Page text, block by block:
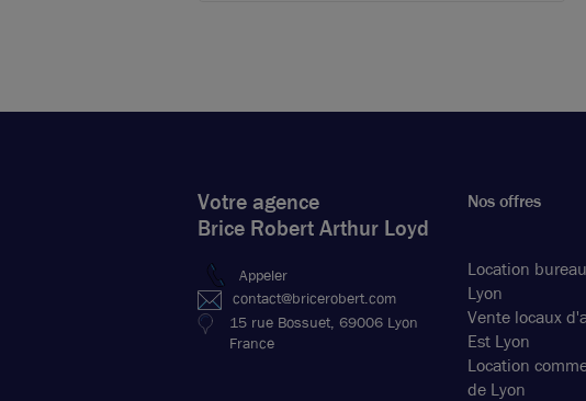
Votre agence
Brice Robert Arthur Loyd
Appeler
contact@bricerobert.com
15 rue Bossuet, 69006 Lyon
France
Nos offres
Location
Lyon
Vente locaux
Est Lyon
Location
de Lyon